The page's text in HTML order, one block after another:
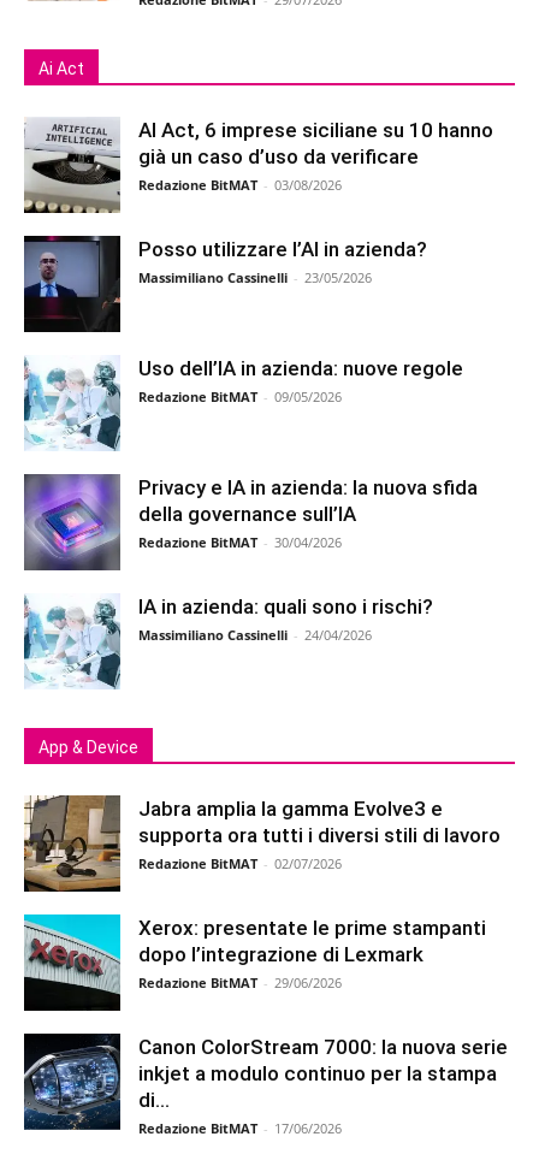
Ai Act
AI Act, 6 imprese siciliane su 10 hanno
già un caso d’uso da verificare
Redazione BitMAT - 03/08/2026
Posso utilizzare l’AI in azienda?
Massimiliano Cassinelli - 23/05/2026
Uso dell’IA in azienda: nuove regole
Redazione BitMAT - 09/05/2026
Privacy e IA in azienda: la nuova sfida
della governance sull’IA
Redazione BitMAT - 30/04/2026
IA in azienda: quali sono i rischi?
Massimiliano Cassinelli - 24/04/2026
App & Device
Jabra amplia la gamma Evolve3 e
supporta ora tutti i diversi stili di lavoro
Redazione BitMAT - 02/07/2026
Xerox: presentate le prime stampanti
dopo l’integrazione di Lexmark
Redazione BitMAT - 29/06/2026
Canon ColorStream 7000: la nuova serie
inkjet a modulo continuo per la stampa
di...
Redazione BitMAT - 17/06/2026